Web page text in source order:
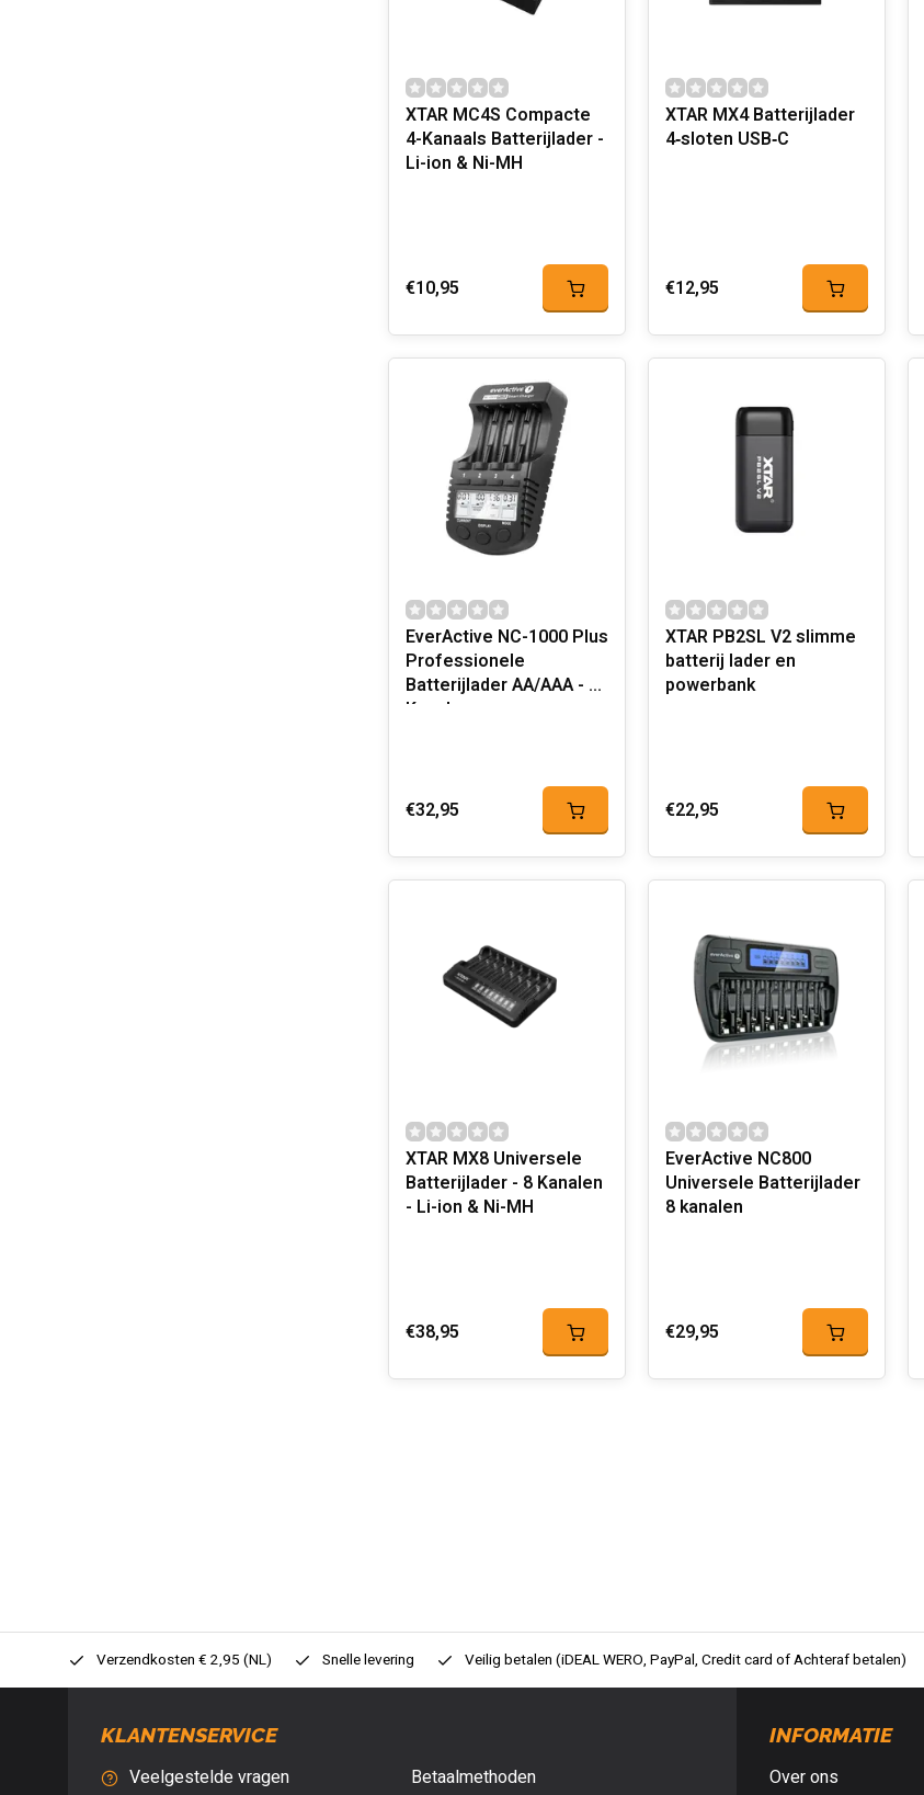
XTAR MC4S Compacte
4-Kanaals Batterijlader -
Li-ion & Ni-MH
€10,95
XTAR MX4 Batterijlader
4‑sloten USB‑C
€12,95
EverActive NC-1000 Plus
Professionele
Batterijlader AA/AAA - 4
Kanalen
€32,95
XTAR PB2SL V2 slimme
batterij lader en
powerbank
€22,95
XTAR MX8 Universele
Batterijlader - 8 Kanalen
- Li-ion & Ni-MH
€38,95
EverActive NC800
Universele Batterijlader
8 kanalen
€29,95
Verzendkosten € 2,95 (NL) Snelle levering Veilig betalen (iDEAL WERO, PayPal, Credit card of Achteraf betalen)
KLANTENSERVICE
Veelgestelde vragen
Betaalmethoden
INFORMATIE
Over ons